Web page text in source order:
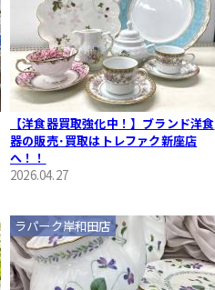
【洋食器買取強化中！】ブランド洋食
器の販売･買取はトレファク新座店
へ！！
2026.04.27
ラパーク岸和田店